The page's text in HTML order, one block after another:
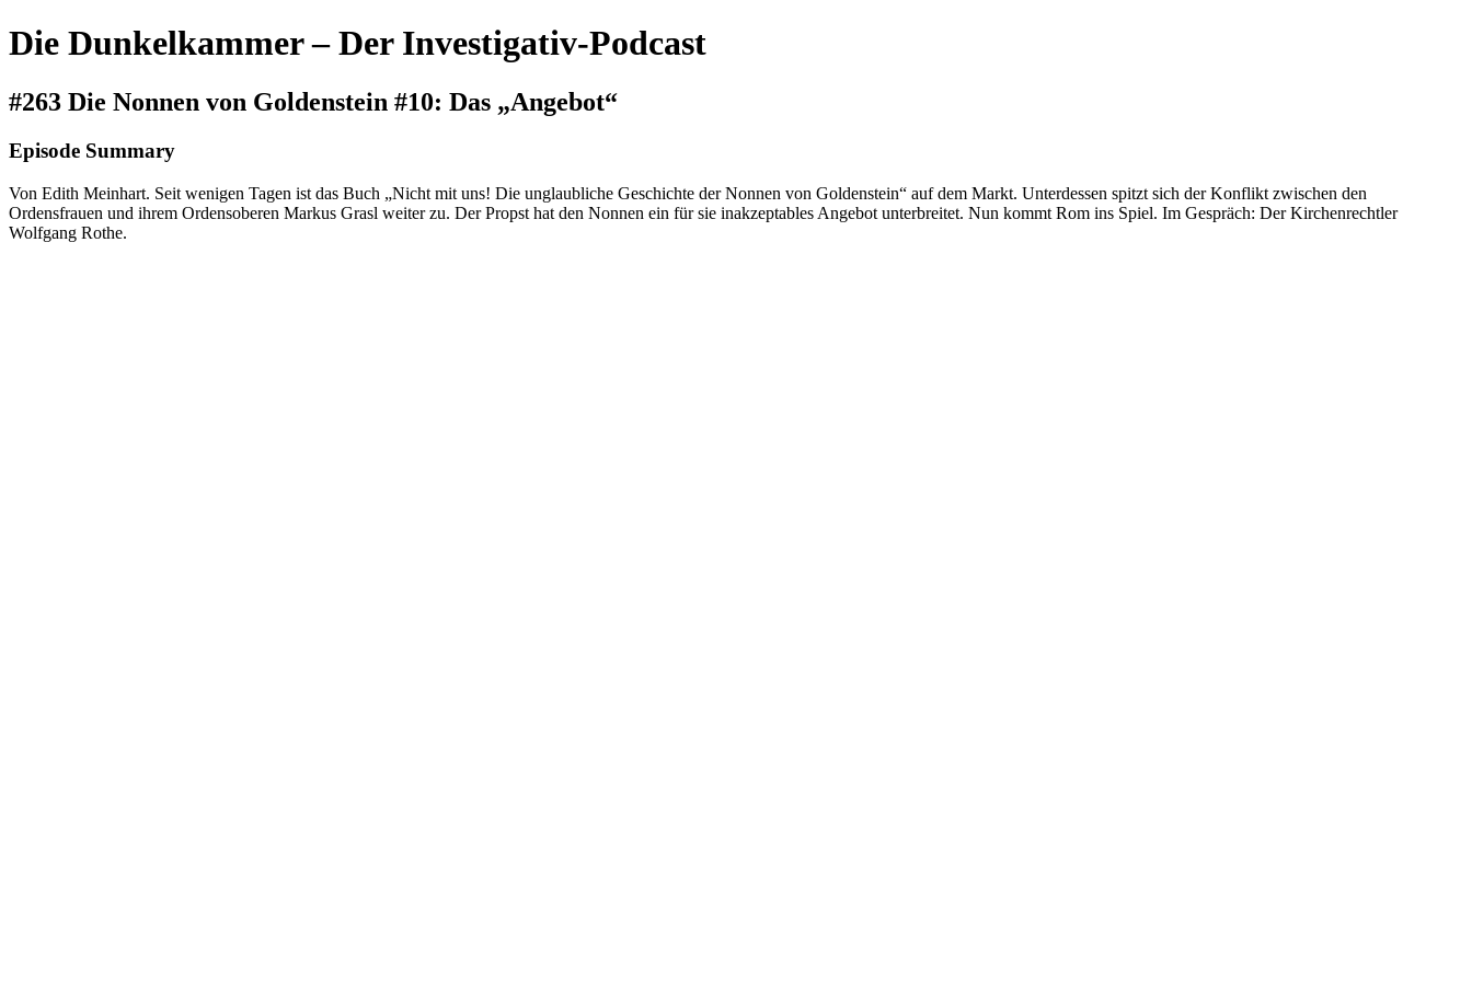
Die Dunkelkammer – Der Investigativ-Podcast
#263 Die Nonnen von Goldenstein #10: Das „Angebot“
Episode Summary
Von Edith Meinhart. Seit wenigen Tagen ist das Buch „Nicht mit uns! Die unglaubliche Geschichte der Nonnen von Goldenstein“ auf dem Markt. Unterdessen spitzt sich der Konflikt zwischen den
Ordensfrauen und ihrem Ordensoberen Markus Grasl weiter zu. Der Propst hat den Nonnen ein für sie inakzeptables Angebot unterbreitet. Nun kommt Rom ins Spiel. Im Gespräch: Der Kirchenrechtler
Wolfgang Rothe.